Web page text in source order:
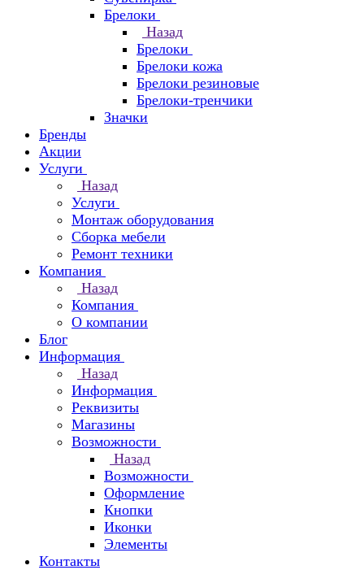
Брелоки
Назад
Брелоки
Брелоки кожа
Брелоки резиновые
Брелоки-тренчики
Значки
Бренды
Акции
Услуги
Назад
Услуги
Монтаж оборудования
Сборка мебели
Ремонт техники
Компания
Назад
Компания
О компании
Блог
Информация
Назад
Информация
Реквизиты
Магазины
Возможности
Назад
Возможности
Оформление
Кнопки
Иконки
Элементы
Контакты